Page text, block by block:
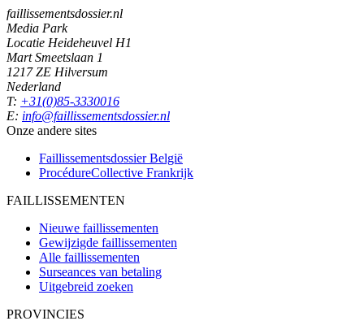
faillissementsdossier.nl
Media Park
Locatie Heideheuvel H1
Mart Smeetslaan 1
1217 ZE Hilversum
Nederland
T: +31(0)85-3330016
E: info@faillissementsdossier.nl
Onze andere sites
Faillissementsdossier België
ProcédureCollective Frankrijk
FAILLISSEMENTEN
Nieuwe faillissementen
Gewijzigde faillissementen
Alle faillissementen
Surseances van betaling
Uitgebreid zoeken
PROVINCIES